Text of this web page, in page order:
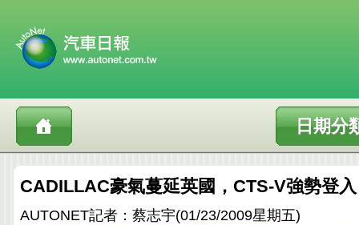
日期分
CADILLAC豪氣蔓延英國，CTS-V強勢登
AUTONET記者：蔡志宇(01/23/2009星期五)